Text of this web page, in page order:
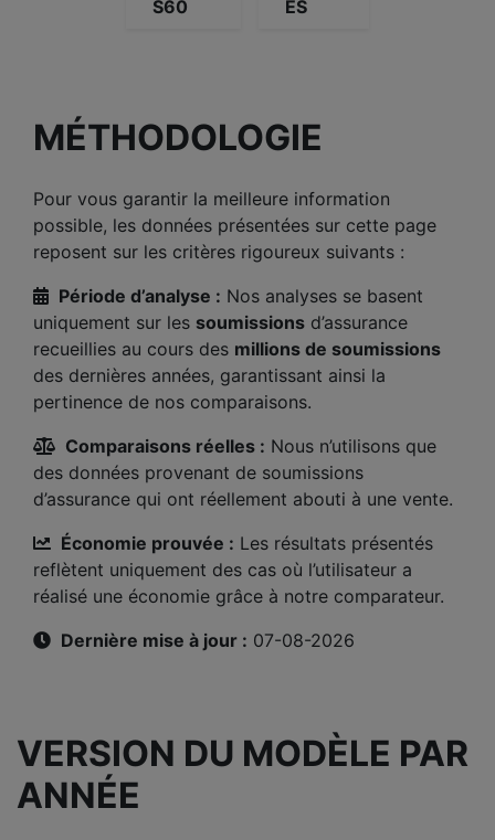
S60
ES
MÉTHODOLOGIE
Pour vous garantir la meilleure information
possible, les données présentées sur cette page
reposent sur les critères rigoureux suivants :
Période d’analyse : Nos analyses se basent
uniquement sur les soumissions d’assurance
recueillies au cours des millions de soumissions
des dernières années, garantissant ainsi la
pertinence de nos comparaisons.
Comparaisons réelles : Nous n’utilisons que
des données provenant de soumissions
d’assurance qui ont réellement abouti à une vente.
Économie prouvée : Les résultats présentés
reflètent uniquement des cas où l’utilisateur a
réalisé une économie grâce à notre comparateur.
Dernière mise à jour : 07-08-2026
VERSION DU MODÈLE PAR
ANNÉE